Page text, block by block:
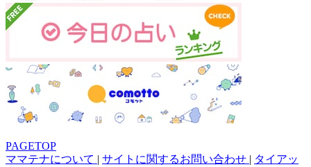
PAGETOP
ママテナについて | サイトに関するお問い合わせ | タイアッ